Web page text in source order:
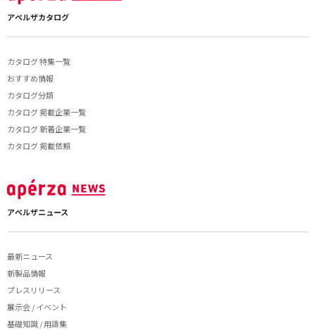
アペルザカタログ
カタログ 特集一覧
おすすめ情報
カタログ分類
カタログ 掲載企業一覧
カタログ 新着企業一覧
カタログ 掲載依頼
アペルザニュース
最新ニュース
新製品情報
プレスリリース
展示会 / イベント
基礎知識 / 用語集